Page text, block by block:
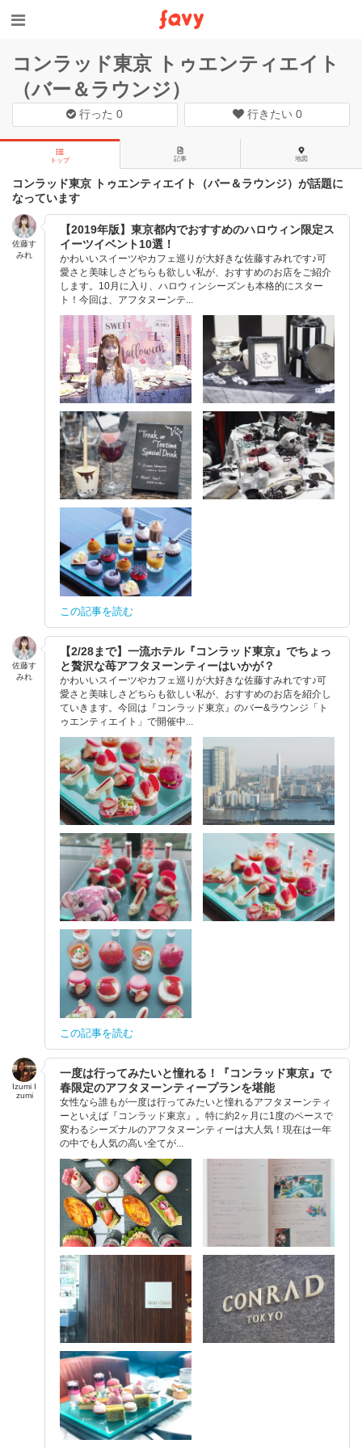
コンラッド東京 トゥエンティエイト
（バー＆ラウンジ）
行った0 行きたい 0
トップ 記事 地図
コンラッド東京 トゥエンティエイト（バー＆ラウンジ）が話題に
なっています
佐藤す
みれ
【2019年版】東京都内でおすすめのハロウィン限定ス
イーツイベント10選！
かわいいスイーツやカフェ巡りが大好きな佐藤すみれです♪可
愛さと美味しさどちらも欲しい私が、おすすめのお店をご紹介
します。10月に入り、ハロウィンシーズンも本格的にスター
ト！今回は、アフタヌーンテ...
この記事を読む
佐藤す
みれ
【2/28まで】一流ホテル『コンラッド東京』でちょっ
と贅沢な苺アフタヌーンティーはいかが？
かわいいスイーツやカフェ巡りが大好きな佐藤すみれです♪可
愛さと美味しさどちらも欲しい私が、おすすめのお店を紹介し
ていきます。今回は『コンラッド東京』のバー&ラウンジ「ト
ゥエンティエイト」で開催中...
この記事を読む
Izumi I
zumi
一度は行ってみたいと憧れる！『コンラッド東京』で
春限定のアフタヌーンティープランを堪能
女性なら誰もが一度は行ってみたいと憧れるアフタヌーンティ
ーといえば『コンラッド東京』。特に約2ヶ月に1度のペースで
変わるシーズナルのアフタヌーンティーは大人気！現在は一年
の中でも人気の高い全てが...